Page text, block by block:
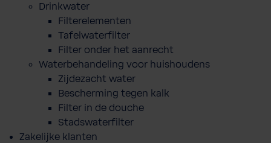
Drinkwater
Filterelementen
Tafelwaterfilter
Filter onder het aanrecht
Waterbehandeling voor huishoudens
Zijdezacht water
Bescherming tegen kalk
Filter in de douche
Stadswaterfilter
Zakelijke klanten